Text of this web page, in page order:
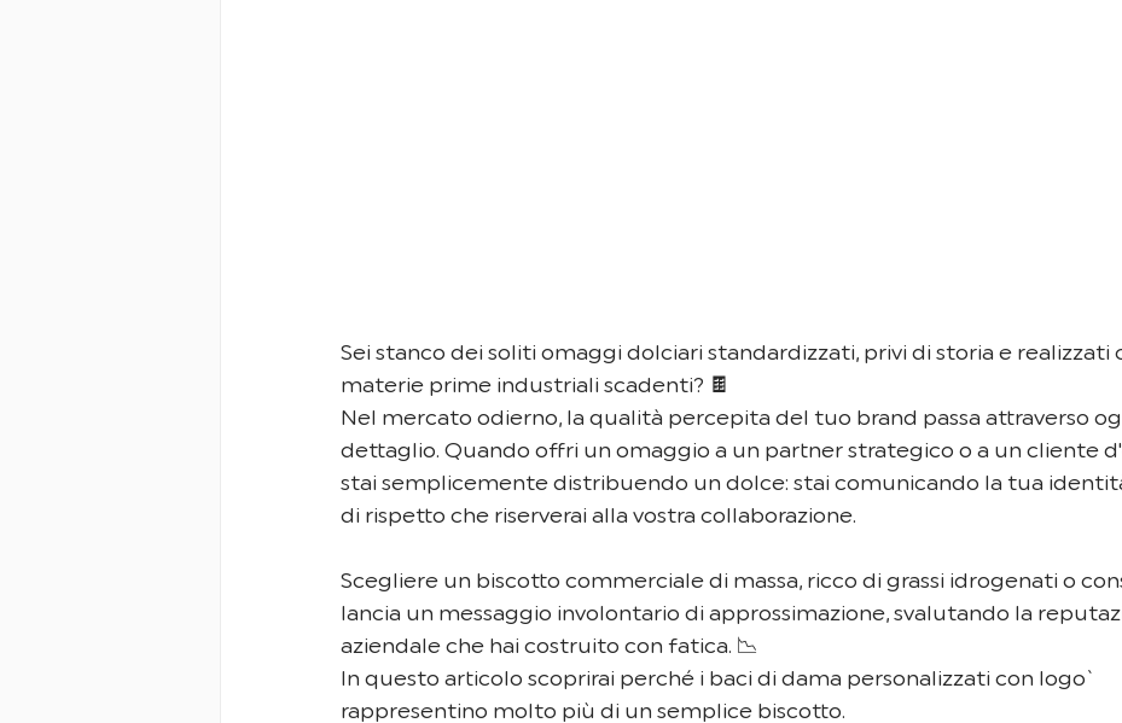
Sei stanco dei soliti omaggi dolciari standardizzati, privi di storia e realizzati
materie prime industriali scadenti? 🍫
Nel mercato odierno, la qualità percepita del tuo brand passa attraverso
dettaglio. Quando offri un omaggio a un partner strategico o a un cliente
stai semplicemente distribuendo un dolce: stai comunicando la tua
di rispetto che riserverai alla vostra collaborazione.
Scegliere un biscotto commerciale di massa, ricco di grassi idrogenati o
lancia un messaggio involontario di approssimazione, svalutando la
aziendale che hai costruito con fatica. 📉
In questo articolo scoprirai perché i baci di dama personalizzati con logo`
rappresentino molto più di un semplice biscotto.